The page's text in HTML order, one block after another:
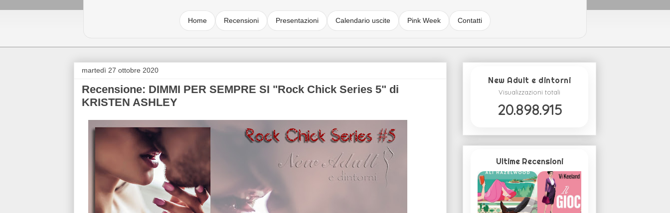
Home Recensioni Presentazioni Calendario uscite Pink Week Contatti
martedì 27 ottobre 2020
Recensione: DIMMI PER SEMPRE SI "Rock Chick Series 5" di
KRISTEN ASHLEY
New Adult e dintorni
Visualizzazioni totali
20.898.915
Ultime Recensioni